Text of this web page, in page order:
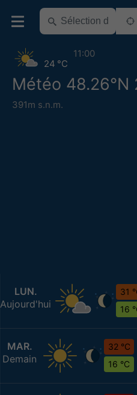
Météo 48.26°N
391m s.n.m.
24 °C
11:00
LUN.
Aujourd'hui
31
16
MAR.
Demain
32 °C
16 °C